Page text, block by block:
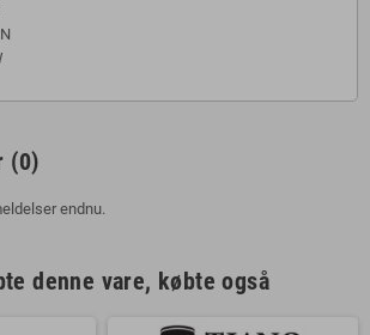
(0)
endnu.
denne vare, købte også